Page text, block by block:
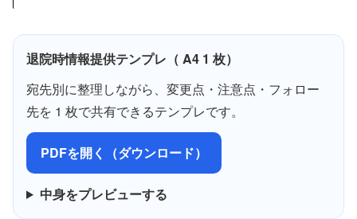
退院時情報提供テンプレ（ A4 1 枚）
宛先別に整理しながら、変更点・注意点・フォロー
先を 1 枚で共有できるテンプレです。
PDFを開く（ダウンロード）
中身をプレビューする